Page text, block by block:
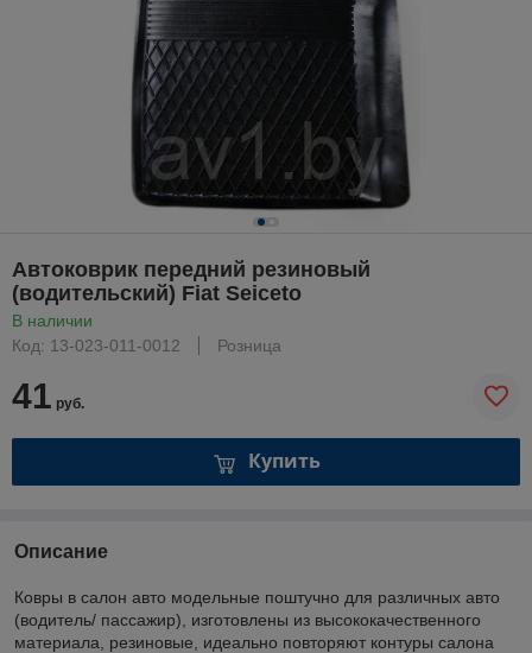
Автоковрик передний резиновый
(водительский) Fiat Seiceto
В наличии
Код: 13-023-011-0012
Розница
41 руб.
Купить
Описание
Ковры в салон авто модельные поштучно для различных авто
(водитель/ пассажир), изготовлены из высококачественного
материала, резиновые, идеально повторяют контуры салона